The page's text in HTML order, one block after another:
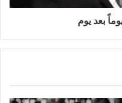
بعد يوم